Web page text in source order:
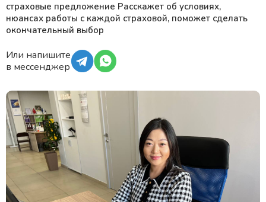
страховые предложение Расскажет об условиях,
нюансах работы с каждой страховой, поможет сделать
окончательный выбор
Или напишите
в мессенджер